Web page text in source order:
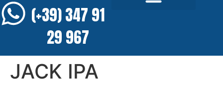
(+39) 347 91
29 967
JACK IPA